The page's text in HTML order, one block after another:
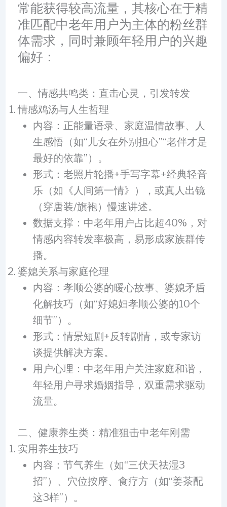
常能获得较高流量，其核心在于精
准匹配中老年用户为主体的粉丝群
体需求，同时兼顾年轻用户的兴趣
偏好：
一、情感共鸣类：直击心灵，引发转发
情感鸡汤与人生哲理
内容：正能量语录、家庭温情故事、人
生感悟（如“儿女在外别担心”“老伴才是
最好的依靠”）。
形式：老照片轮播+手写字幕+经典轻音
乐（如《人间第一情》），或真人出镜
（穿唐装/旗袍）慢速讲述。
数据支撑：中老年用户占比超40%，对
情感内容转发率极高，易形成家族群传
播。
婆媳关系与家庭伦理
内容：孝顺公婆的暖心故事、婆媳矛盾
化解技巧（如“好媳妇孝顺公婆的10个
细节”）。
形式：情景短剧+反转剧情，或专家访
谈提供解决方案。
用户心理：中老年用户关注家庭和谐，
年轻用户寻求婚姻指导，双重需求驱动
流量。
二、健康养生类：精准狙击中老年刚需
实用养生技巧
内容：节气养生（如“三伏天祛湿3
招”）、穴位按摩、食疗方（如“姜茶配
这3样”）。